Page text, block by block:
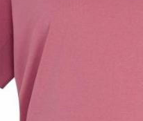
Climacool T-Shirt ist